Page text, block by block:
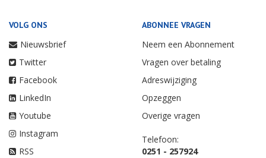
VOLG ONS
Nieuwsbrief
Twitter
Facebook
LinkedIn
Youtube
Instagram
RSS
ABONNEE VRAGEN
Neem een Abonnement
Vragen over betaling
Adreswijziging
Opzeggen
Overige vragen
Telefoon:
0251 - 257924